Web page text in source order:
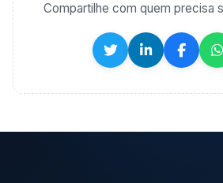
Compartilhe com quem precisa